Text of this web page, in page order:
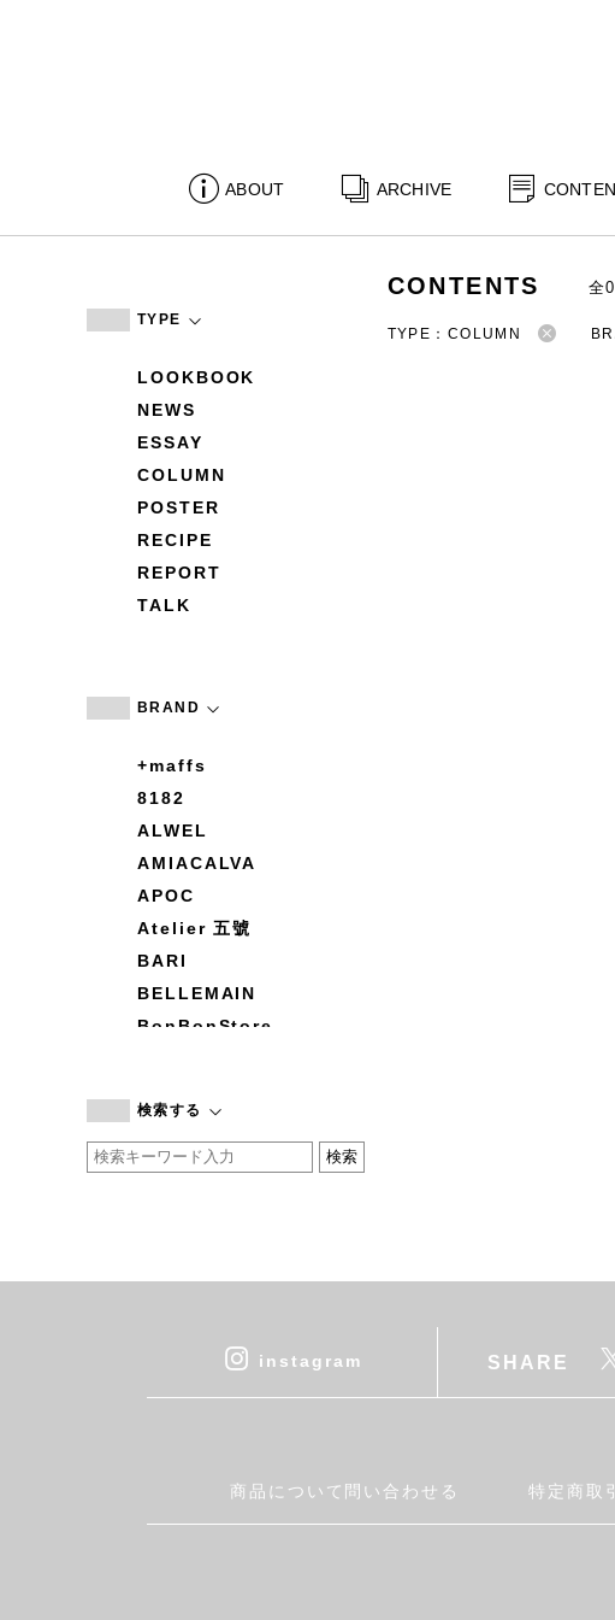
ABOUT ARCHIVE
TYPE
LOOKBOOK
NEWS
ESSAY
COLUMN
POSTER
RECIPE
REPORT
TALK
BRAND
+maffs
8182
ALWEL
AMIACALVA
APOC
Atelier 五號
BARI
BELLEMAIN
BonBonStore
by basics
CATWORTH
cohan
DEAN & DELUCA
Fatima Morocco
検索する
CONTENTS 全
TYPE：COLUMN
instagram SHARE
商品について問い合わせる 特定商取